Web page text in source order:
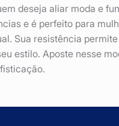
deseja aliar moda e
e é perfeito para
Sua resistência
estilo. Aposte nesse